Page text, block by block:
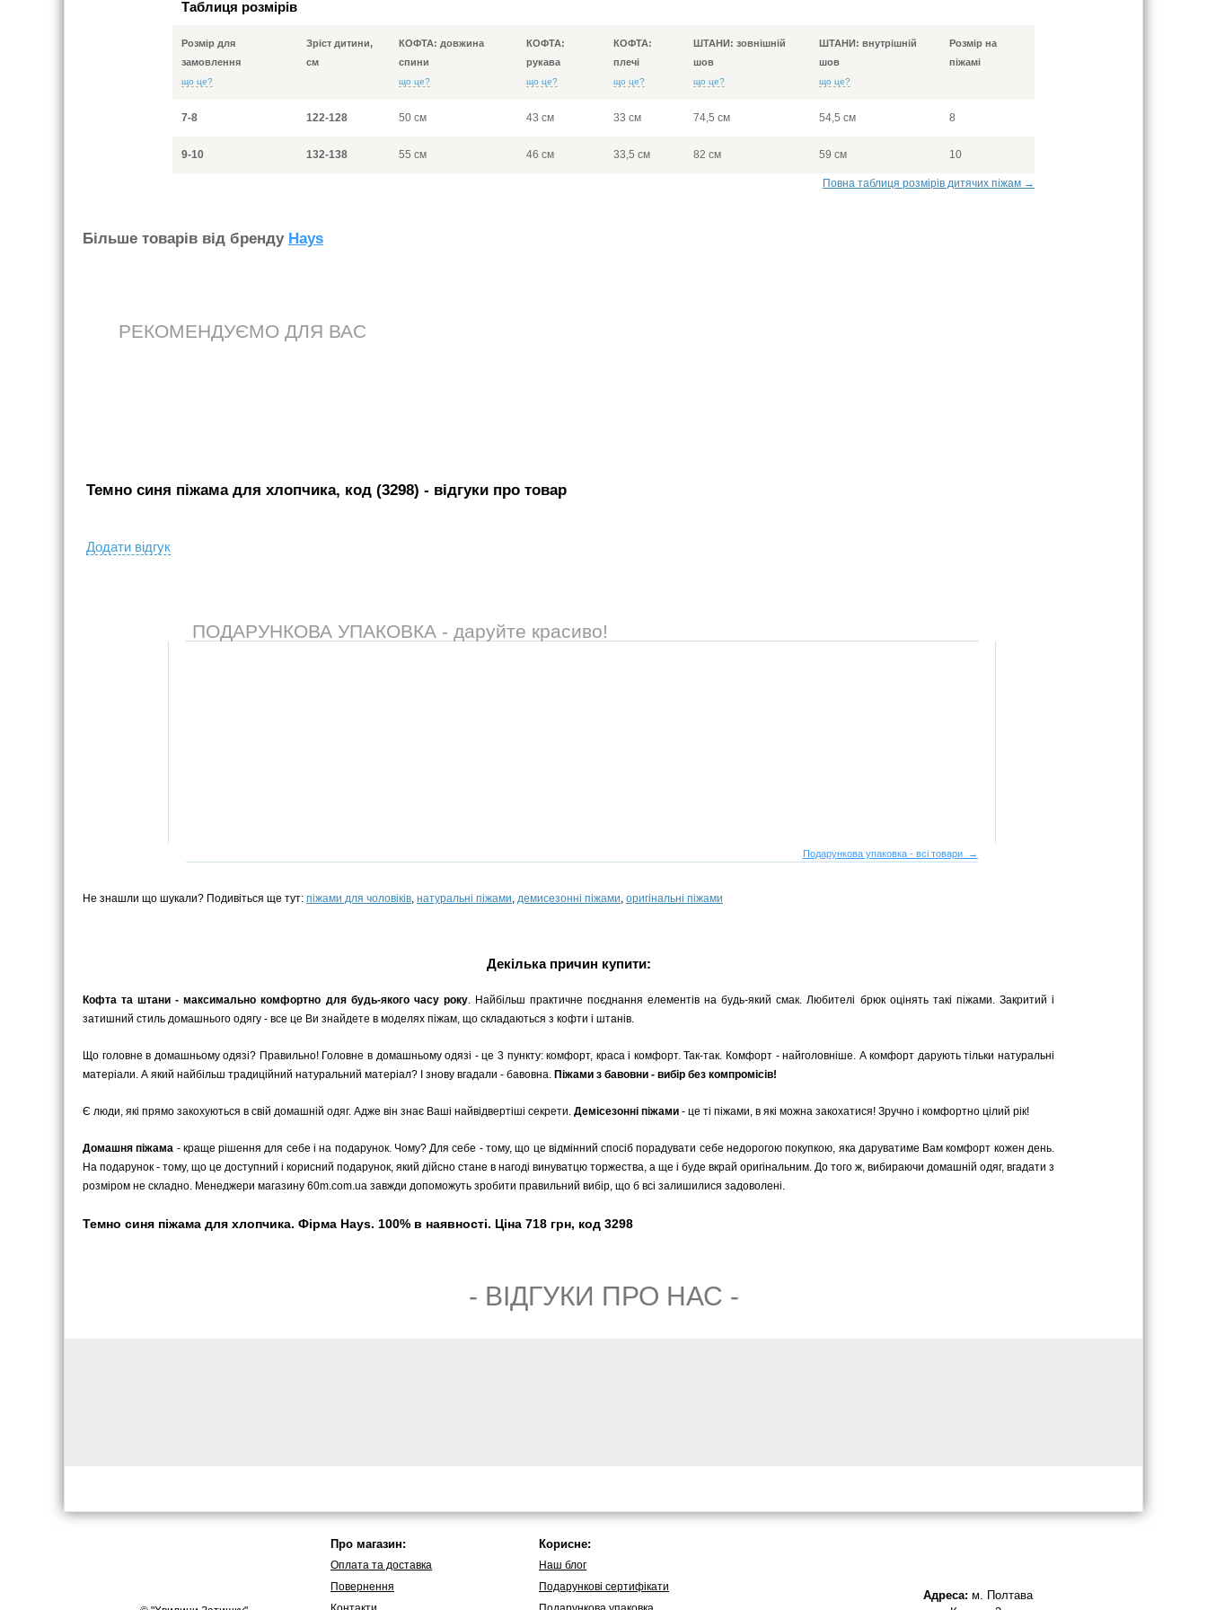
Таблиця розмірів
Розмір для
замовлення
що це?
Зріст дитини,
см
КОФТА: довжина
спини
що це?
КОФТА:
рукава
що це?
КОФТА:
плечі
що це?
ШТАНИ: зовнішній
шов
що це?
ШТАНИ: внутрішній
шов
що це?
Розмір на
піжамі
7-8 122-128 50 см 43 см 33 см 74,5 см 54,5 см 8
9-10 132-138 55 см 46 см 33,5 см 82 см 59 см 10
Повна таблиця розмірів дитячих піжам →
Бiльше товарiв вiд бренду Hays
РЕКОМЕНДУЄМО ДЛЯ ВАС
Темно синя піжама для хлопчика, код (3298) - вiдгуки про товар
Додати вiдгук
ПОДАРУНКОВА УПАКОВКА - даруйте красиво!
Подарункова упаковка - всі товари →
Не знашли що шукали? Подивіться ще тут: піжами для чоловіків, натуральні піжами, демисезонні піжами, оригінальні піжами
Декілька причин купити:
Кофта та штани - максимально комфортно для будь-якого часу року. Найбільш практичне поєднання елементів на будь-який смак. Любителі брюк оцінять такі піжами. Закритий і
затишний стиль домашнього одягу - все це Ви знайдете в моделях піжам, що складаються з кофти і штанів.
Що головне в домашньому одязі? Правильно! Головне в домашньому одязі - це 3 пункту: комфорт, краса і комфорт. Так-так. Комфорт - найголовніше. А комфорт дарують тільки натуральні
матеріали. А який найбільш традиційний натуральний матеріал? І знову вгадали - бавовна. Піжами з бавовни - вибір без компромісів!
Є люди, які прямо закохуються в свій домашній одяг. Адже він знає Ваші найвідвертіші секрети. Демісезонні піжами - це ті піжами, в які можна закохатися! Зручно і комфортно цілий рік!
Домашня піжама - краще рішення для себе і на подарунок. Чому? Для себе - тому, що це відмінний спосіб порадувати себе недорогою покупкою, яка даруватиме Вам комфорт кожен день.
На подарунок - тому, що це доступний і корисний подарунок, який дійсно стане в нагоді винуватцю торжества, а ще і буде вкрай оригінальним. До того ж, вибираючи домашній одяг, вгадати з
розміром не складно. Менеджери магазину 60m.com.ua завжди допоможуть зробити правильний вибір, що б всі залишилися задоволені.
Темно синя піжама для хлопчика. Фірма Hays. 100% в наявності. Ціна 718 грн, код 3298
- ВIДГУКИ ПРО НАС -
Про магазин:
Оплата та доставка
Повернення
Корисне:
Наш блог
Подарункові сертифікати
Адреса: м. Полтава